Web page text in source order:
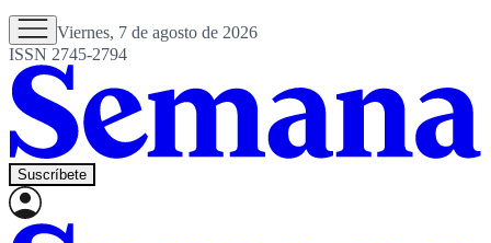
Viernes, 7 de agosto de 2026
ISSN 2745-2794
Suscríbete